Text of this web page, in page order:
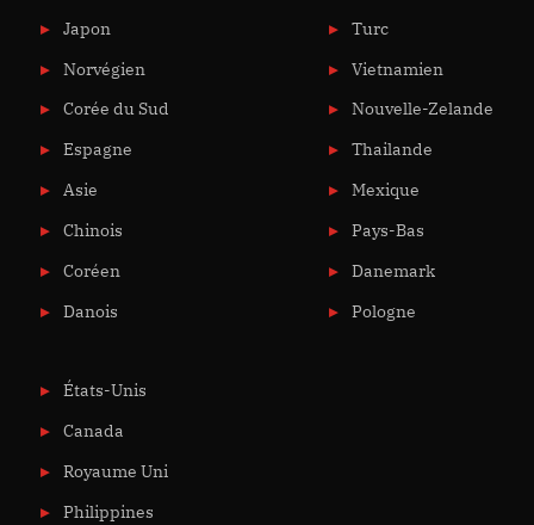
Japon
Norvégien
Corée du Sud
Espagne
Asie
Chinois
Coréen
Danois
Turc
Vietnamien
Nouvelle-Zelande
Thailande
Mexique
Pays-Bas
Danemark
Pologne
États-Unis
Canada
Royaume Uni
Philippines